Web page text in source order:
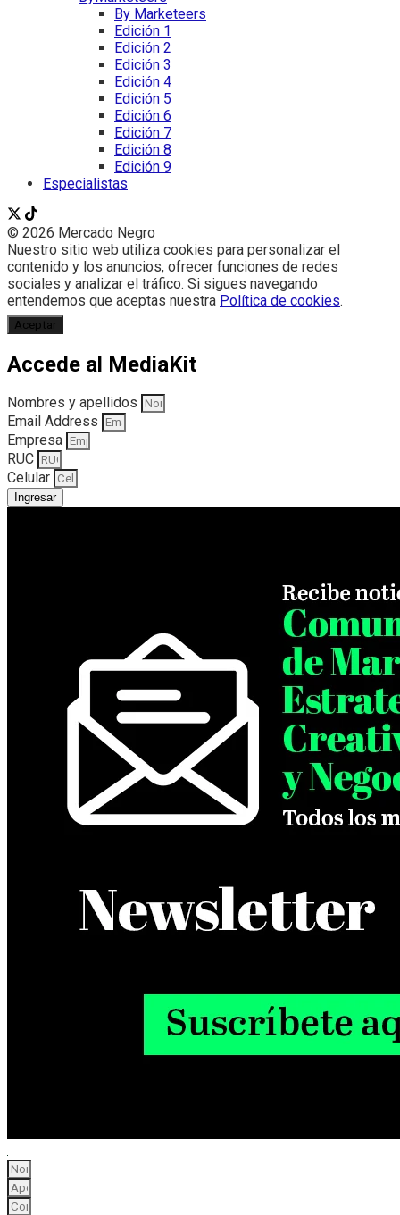
By Marketeers
Edición 1
Edición 2
Edición 3
Edición 4
Edición 5
Edición 6
Edición 7
Edición 8
Edición 9
Especialistas
© 2026 Mercado Negro
Nuestro sitio web utiliza cookies para personalizar el
contenido y los anuncios, ofrecer funciones de redes
sociales y analizar el tráfico. Si sigues navegando
entendemos que aceptas nuestra Política de cookies.
Aceptar
Accede al MediaKit
Nombres y apellidos
Email Address
Empresa
RUC
Celular
Ingresar